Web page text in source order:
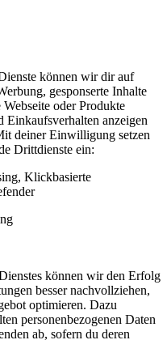
können wir dir auf
gesponserte Inhalte
oder Produkte
Einkaufsverhalten anzeigen
deiner Einwilligung setzen
Drittdienste ein:
Klickbasierte
können wir den Erfolg
besser nachvollziehen,
optimieren. Dazu
personenbezogenen Daten
ab, sofern du deren